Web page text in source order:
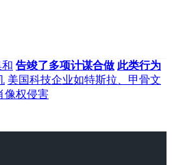
告竣了多项计谋合做 此类行为
美国科技企业如特斯拉、甲骨文
像权侵害